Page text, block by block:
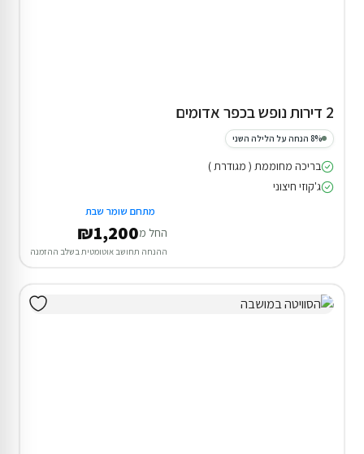
2 דירות נופש בכפר אדומים
8% הנחה על הלילה השני
בריכה מחוממת ( מגודרת )
ג'קוזי חיצוני
מתחם שומר שבת
החל מ₪1,200
ההנחה תחושב אוטומטית בשלב ההזמנה